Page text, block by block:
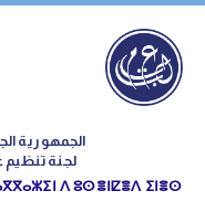
الجمهورية
لجنة تنظيم
ⴷ ⵓⵙⴻⵏⵇⴻⴷ ⵉⵏⴻⵙ